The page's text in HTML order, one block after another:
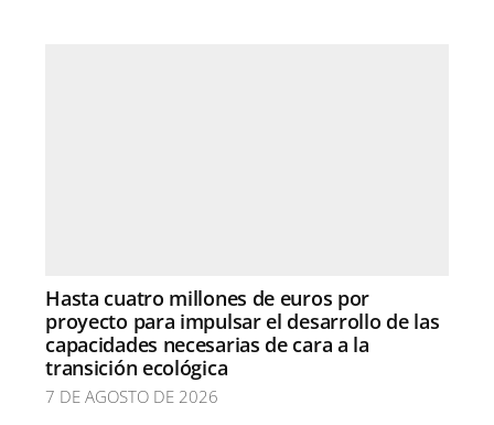
Hasta cuatro millones de euros por
proyecto para impulsar el desarrollo de las
capacidades necesarias de cara a la
transición ecológica
7 DE AGOSTO DE 2026